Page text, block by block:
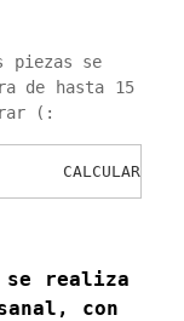
piezas se
de hasta 15
(:
CALCULAR
se realiza
con